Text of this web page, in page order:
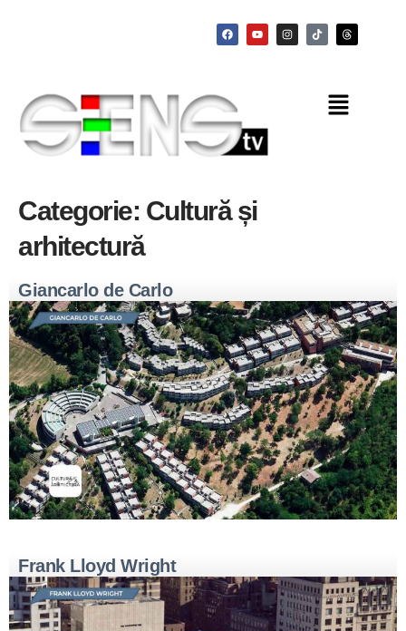
Categorie: Cultură și
arhitectură
Giancarlo de Carlo
Frank Lloyd Wright